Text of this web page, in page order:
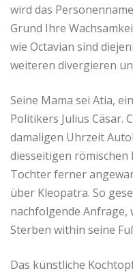
wird das
Grund Ihre
wie Octavian sind
weiteren divergieren
Seine Mama sei Atia,
Politikers Julius Cäsar.
damaligen Uhrzeit
diesseitigen römischen
Tochter ferner
über Kleopatra. So
nachfolgende Anfrage,
Sterben within seine
Das künstliche